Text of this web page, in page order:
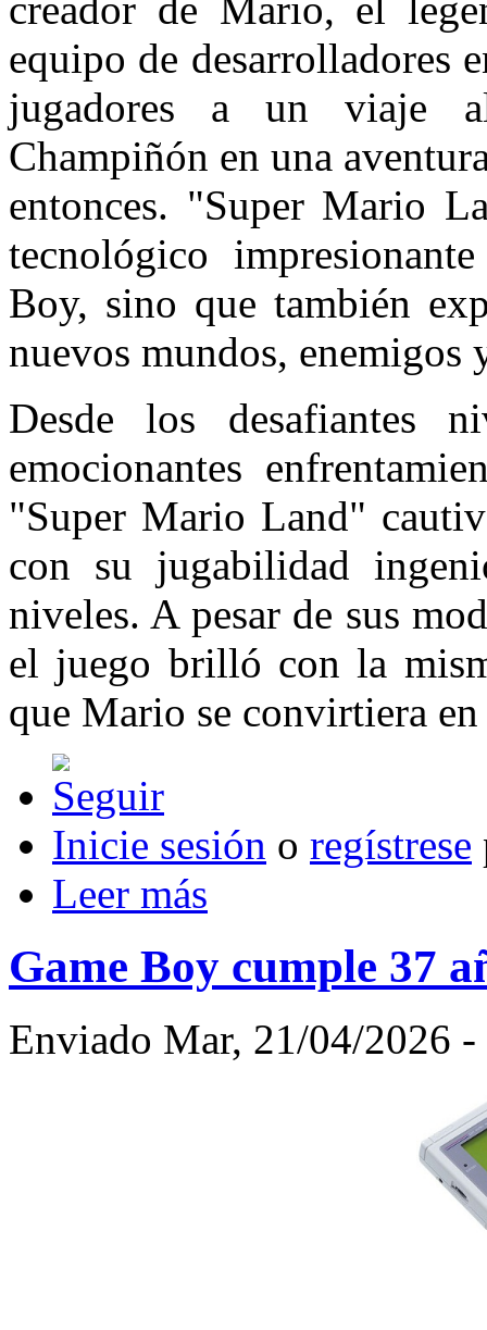
creador de Mario, el
equipo de desarrolladores
jugadores a un viaje
Champiñón en una
entonces. "Super Mario
tecnológico
Boy, sino que también
nuevos mundos, enemigos
Desde los desafiantes
emocionantes
"Super Mario Land"
con su jugabilidad
niveles. A pesar de sus
el juego brilló con la
que Mario se convirtiera
Inicie sesión o regístrese
Leer más
Game Boy cumple 37
Enviado Mar, 21/04/2026